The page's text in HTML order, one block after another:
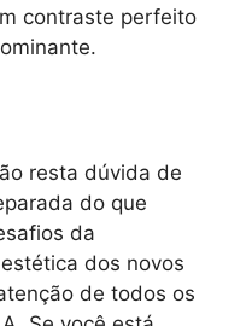
contraste perfeito
resta dúvida de
do que
da
dos novos
de todos os